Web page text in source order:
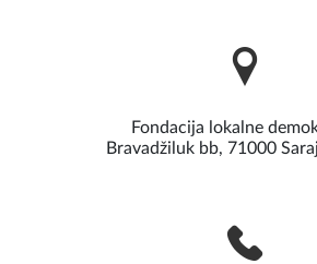
Fondacija lokalne
Bravadžiluk bb, 71000